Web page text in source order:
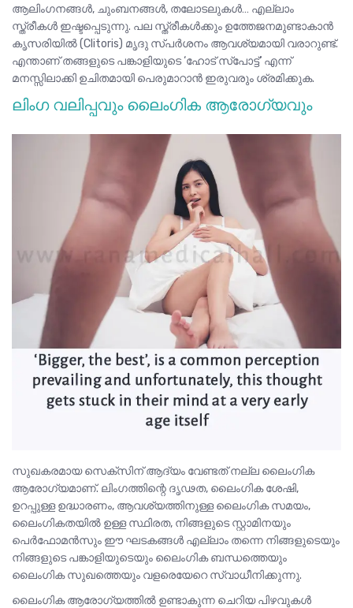
ആലിംഗനങ്ങൾ, ചുംബനങ്ങൾ, തലോടലുകൾ… എല്ലാം
സ്ത്രീകൾ ഇഷ്ടപ്പെടുന്നു. പല സ്ത്രീകൾക്കും ഉത്തേജനമുണ്ടാകാൻ
കൃസരിയിൽ (Clitoris) മൃദു സ്പർശനം ആവശ്യമായി വരാറുണ്ട്.
എന്താണ് തങ്ങളുടെ പങ്കാളിയുടെ‘ഹോട് സ്പോട്ട്’ എന്ന്
മനസ്സിലാക്കി ഉചിതമായി പെരുമാറാൻ ഇരുവരും ശ്രമിക്കുക.
ലിംഗ വലിപ്പവും ലൈംഗിക ആരോഗ്യവും
സുഖകരമായ സെക്സിന് ആദ്യം വേണ്ടത് നല്ല ലൈംഗിക
ആരോഗ്യമാണ്. ലിംഗത്തിന്റെ ദൃഢത, ലൈംഗിക ശേഷി,
ഉറപ്പുള്ള ഉദ്ധാരണം, ആവശ്യത്തിനുള്ള ലൈംഗിക സമയം,
ലൈംഗികതയിൽ ഉള്ള സ്ഥിരത, നിങ്ങളുടെ സ്റ്റാമിനയും
പെർഫോമൻസും ഈ ഘടകങ്ങൾ എല്ലാം തന്നെ നിങ്ങളുടെയും
നിങ്ങളുടെ പങ്കാളിയുടെയും ലൈംഗിക ബന്ധത്തെയും
ലൈംഗിക സുഖത്തെയും വളരെയേറെ സ്വാധീനിക്കുന്നു.
ലൈംഗിക ആരോഗ്യത്തിൽ ഉണ്ടാകുന്ന ചെറിയ പിഴവുകൾ